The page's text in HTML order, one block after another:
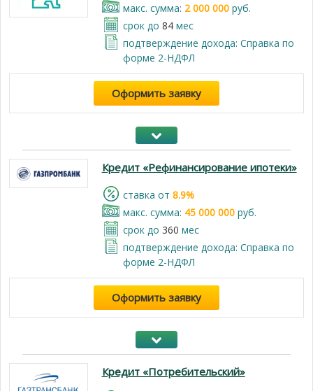
макс. сумма: 2 000 000руб.
срок до 84мес
подтверждение дохода: Справка по
форме 2-НДФЛ
Оформить заявку
Кредит «Рефинансирование ипотеки»
cтавка от 8.9%
макс. сумма: 45 000 000руб.
срок до 360 мес
подтверждение дохода: Справка по
форме 2-НДФЛ
Оформить заявку
Кредит «Потребительский»